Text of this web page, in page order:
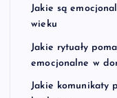
Jakie są
wieku
Jakie rytuały
emocjonalne w
Jakie komunikaty